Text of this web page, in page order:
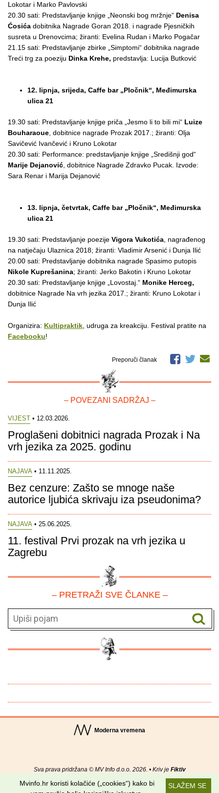
Lokotar i Marko Pavlovski
20.30 sati: Predstavljanje knjige „Neonski bog mržnje“ Denisa
Ćosića dobitnika Nagrade Goran 2018. i nagrade Pjesničkih
susreta u Drenovcima; žiranti: Evelina Rudan i Marko Pogačar
21.15 sati: Predstavljanje zbirke „Simptomi“ dobitnika nagrade
Treći trg za poeziju Dinka Krehe, predstavlja: Lucija Butković
12. lipnja, srijeda, Caffe bar „Pločnik“, Međimurska
ulica 21
19.30 sati: Predstavljanje knjige priča „Jesmo li to bili mi“ Luize
Bouharaoue , dobitnice nagrade Prozak 2017.; žiranti: Olja
Savičević Ivančević i Kruno Lokotar
20.30 sati: Performance: predstavljanje knjige „Središnji god“
Marije Dejanović , dobitnice Nagrade Zdravko Pucak. Izvode:
Sara Renar i Marija Dejanović
13. lipnja, četvrtak, Caffe bar „Pločnik“, Međimurska
ulica 21
19.30 sati: Predstavljanje poezije Vigora Vukotića , nagrađenog
na natječaju Ulaznica 2018; žiranti: Vladimir Arsenić i Dunja Ilić
20.00 sati: Predstavljanje dobitnika nagrade Spasimo putopis
Nikole Kuprešanina; žiranti: Jerko Bakotin i Kruno Lokotar
20.30 sati: Predstavljanje knjige „Lovostaj.“ Monike Herceg,
dobitnice Nagrade Na vrh jezika 2017.; žiranti: Kruno Lokotar i
Dunja Ilić
Organizira: Kultipraktik , udruga za kreakciju. Festival pratite na
Facebooku!
Preporuči članak
– POVEZANI SADRŽAJ –
VIJEST • 12.03.2026.
Proglašeni dobitnici nagrada Prozak i Na
vrh jezika za 2025. godinu
NAJAVA • 11.11.2025.
Bez cenzure: Zašto se mnoge naše
autorice ljubića skrivaju iza pseudonima?
NAJAVA • 25.06.2025.
11. festival Prvi prozak na vrh jezika u
Zagrebu
– PRETRAŽI SVE ČLANKE –
Moderna vremena
Sva prava pridržana © MV Info d.o.o. 2026. • Kriv je Fiktiv
O nama• Pomoć•Uvjeti korištenja•RSS kanaliSLAŽEM SE
Mvinfo.hr koristi kolačiće („cookies“) kako bi